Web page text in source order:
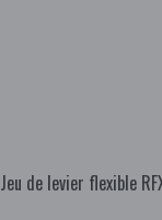
Jeu de levier flexible